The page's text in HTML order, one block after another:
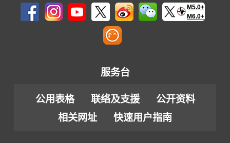
M5.0+
M6.0+
服务台
公用表格 联络及支援
公开资料
相关网址
快速用户指南